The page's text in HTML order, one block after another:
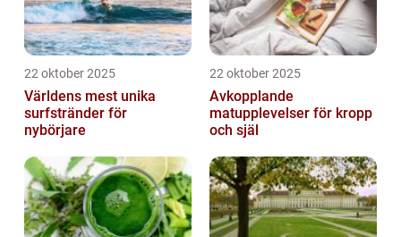
22 oktober 2025
Världens mest unika
surfstränder för
nybörjare
22 oktober 2025
Avkopplande
matupplevelser för kropp
och själ